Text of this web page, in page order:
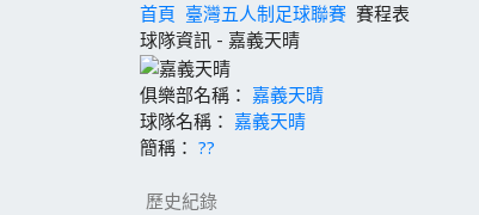
首頁 臺灣五人制足球聯賽 賽程表
球隊資訊 - 嘉義天晴
俱樂部名稱： 嘉義天晴
球隊名稱： 嘉義天晴
簡稱： ??
歷史紀錄